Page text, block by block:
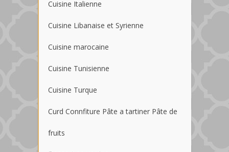
Cuisine Italienne
Cuisine Libanaise et Syrienne
Cuisine marocaine
Cuisine Tunisienne
Cuisine Turque
Curd Connfiture Pâte a tartiner Pâte de
fruits